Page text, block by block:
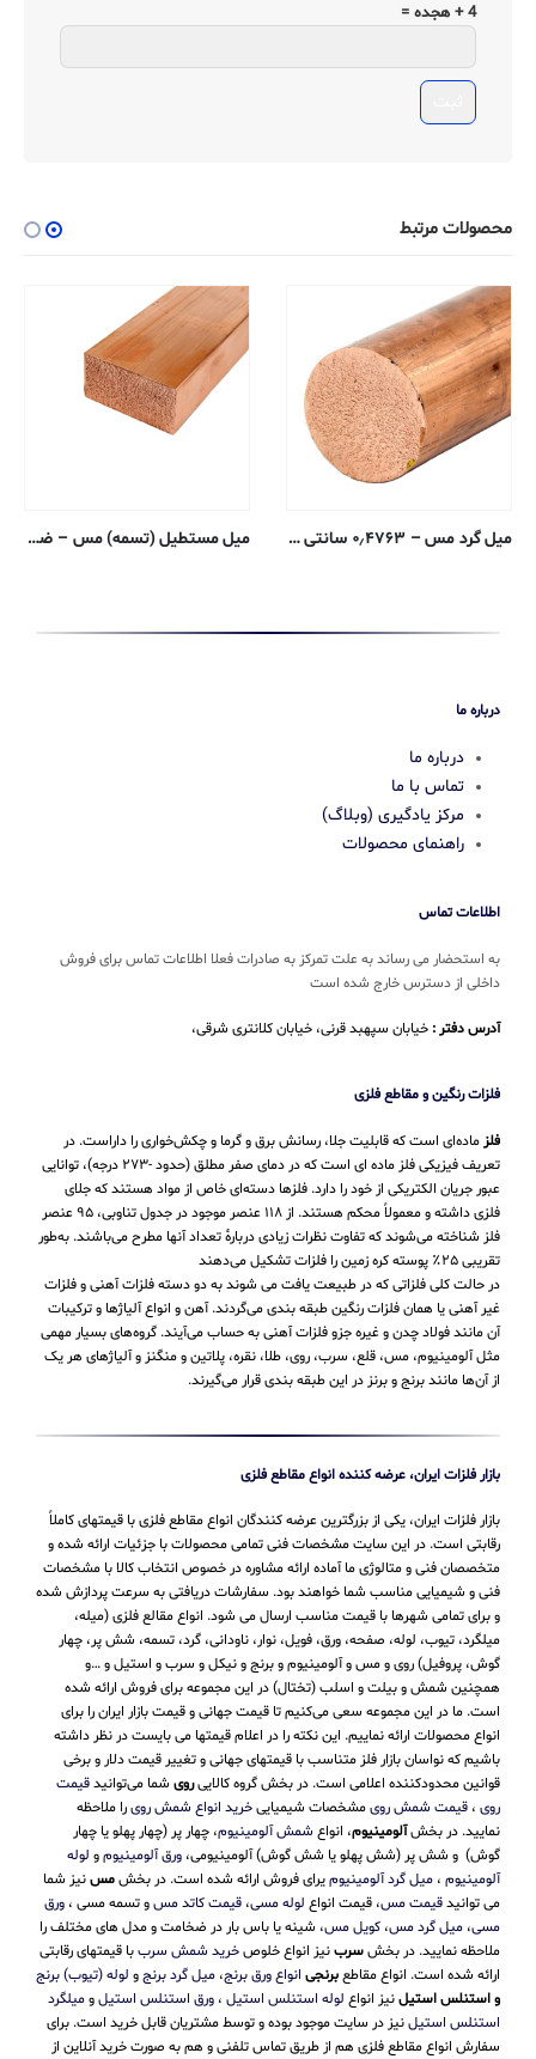
4 + هجده =
محصولات مرتبط
میل گرد مس – ۰٫۴۷۶۳ سانتی متر – ۱۰۱-H04 میل مستطیل (تسمه) مس – ضخامت ۰٫۱۵۸۷ ، عرض ۱٫۲۷ سانتی متر – ۱۱۰-H02
درباره ما
درباره ما
تماس با ما
مرکز یادگیری (وبلاگ)
راهنمای محصولات
اطلاعات تماس
به استحضار می رساند به علت تمرکز به صادرات فعلا اطلاعات تماس برای فروش
داخلی از دسترس خارج شده است
آدرس دفتر : خیابان سپهبد قرنی، خیابان کلانتری شرقی،
فلزات رنگین و مقاطع فلزی
فلز ماده‌ای است که قابلیت جلا، رسانش برق و گرما و چکش‌خواری را داراست. در
تعریف فیزیکی فلز ماده ای است که در دمای صفر مطلق (حدود -۲۷۳ درجه)، توانایی
عبور جریان الکتریکی از خود را دارد. فلزها دسته‌ای خاص از مواد هستند که جلای
فلزی داشته و معمولاً محکم هستند. از ۱۱۸ عنصر موجود در جدول تناوبی، ۹۵ عنصر
فلز شناخته می‌شوند که تفاوت نظرات زیادی دربارهٔ تعداد آنها مطرح می‌باشند. به‌طور
تقریبی ۲۵٪ پوسته کره زمین را فلزات تشکیل می‌دهند
در حالت کلی فلزاتی که در طبیعت یافت می شوند به دو دسته فلزات آهنی و فلزات
غیر آهنی یا همان فلزات رنگین طبقه بندی می‌گردند. آهن و انواع آلیاژها و ترکیبات
آن مانند فولاد چدن و غیره جزو فلزات آهنی به حساب می‌‌آیند. گروه‌های بسیار مهمی
مثل آلومینیوم، مس، قلع، سرب، روی، طلا، نقره، پلاتین و منگنز و آلیاژهای هر یک
از آن‌ها مانند برنج و برنز در این طبقه‌ بندی قرار می‌‌گیرند.
بازار فلزات ایران، عرضه کننده انواع مقاطع فلزی
بازار فلزات ایران، یکی از بزرگترین عرضه کنندگان انواع مقاطع فلزی با قیمتهای کاملاً
رقابتی است. در این سایت مشخصات فنی تمامی محصولات با جزئیات ارائه شده و
متخصصان فنی و متالوژی ما آماده ارائه مشاوره در خصوص انتخاب کالا با مشخصات
فنی و شیمیایی مناسب شما خواهند بود. سفارشات دریافتی به سرعت پردازش شده
و برای تمامی شهرها با قیمت مناسب ارسال می شود. انواع مقالع فلزی (میله،
میلگرد، تیوب، لوله، صفحه، ورق، فویل، نوار، ناودانی، گرد، تسمه، شش پر، چهار
گوش، پروفیل) روی و مس و آلومینیوم و برنج و نیکل و سرب و استیل و …و
همچنین شمش و بیلت و اسلب (تختال) در این مجموعه برای فروش ارائه شده
است. ما در این مجموعه سعی می‌کنیم تا قیمت جهانی و قیمت بازار ایران را برای
انواع محصولات ارائه نماییم. این نکته را در اعلام قیمتها می بایست در نظر داشته
باشیم که نواسان بازار فلز متناسب با قیمتهای جهانی و تغییر قیمت دلار و برخی
قوانین محدودکننده اعلامی است. در بخش گروه کالاییروی شما می‌توانیدقیمت
روی ، قیمت شمش رویمشخصات شیمیاییخرید انواع شمش رویرا ملاحظه
نمایید. در بخشآلومینیوم، انواع شمش آلومینیوم، چهار پر (چهار پهلو یا چهار
گوش) و شش پر (شش پهلو یا شش گوش) آلومینیومی، ورق آلومینیومو لوله
آلومینیوم ، میل گرد آلومینیومیرای فروش ارائه شده است. در بخشمسنیز شما
می توانیدقیمت مس، قیمت انواع لوله مسی، قیمت کاتد مسو تسمه مسی ، ورق
مسی، میل گرد مس، کویل مس، شینه یا باس بار در ضخامت و مدل های مختلف را
ملاحظه نمایید. در بخشسربنیز انواع خلوصخرید شمش سرببا قیمتهای رقابتی
ارائه شده است. انواع مقاطعبرنجی انواع ورق برنج، میل گرد برنجو لوله (تیوب) برنج
و استنلس استیلنیز انواع لوله استنلس استیل ، ورق استنلس استیلومیلگرد
استنلس استیلنیز در سایت موجود بوده و توسط مشتریان قابل خرید است. برای
سفارش انواع مقاطع فلزی هم از طریق تماس تلفنی و هم به صورت خرید آنلاین از